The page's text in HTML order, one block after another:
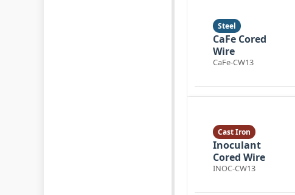
Steel
CaFe Cored
Wire
CaFe-CW13
Cast Iron
Inoculant
Cored Wire
INOC-CW13